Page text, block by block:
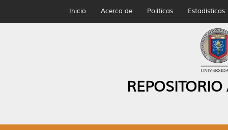
Inicio Acerca de Políticas Estadísticas